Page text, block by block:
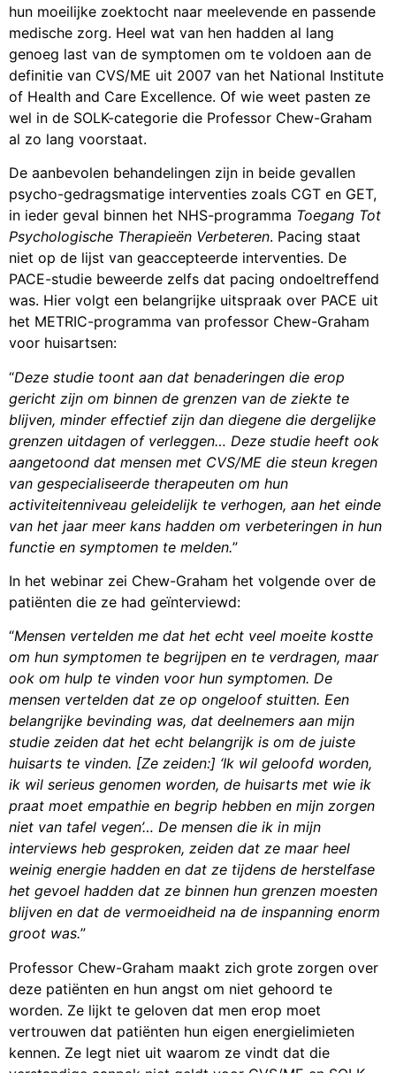
hun moeilijke zoektocht naar meelevende en passende
medische zorg. Heel wat van hen hadden al lang
genoeg last van de symptomen om te voldoen aan de
definitie van CVS/ME uit 2007 van het National Institute
of Health and Care Excellence. Of wie weet pasten ze
wel in de SOLK-categorie die Professor Chew-Graham
al zo lang voorstaat.
De aanbevolen behandelingen zijn in beide gevallen
psycho-gedragsmatige interventies zoals CGT en GET,
in ieder geval binnen het NHS-programma Toegang Tot
Psychologische Therapieën Verbeteren. Pacing staat
niet op de lijst van geaccepteerde interventies. De
PACE-studie beweerde zelfs dat pacing ondoeltreffend
was. Hier volgt een belangrijke uitspraak over PACE uit
het METRIC-programma van professor Chew-Graham
voor huisartsen:
“Deze studie toont aan dat benaderingen die erop
gericht zijn om binnen de grenzen van de ziekte te
blijven, minder effectief zijn dan diegene die dergelijke
grenzen uitdagen of verleggen… Deze studie heeft ook
aangetoond dat mensen met CVS/ME die steun kregen
van gespecialiseerde therapeuten om hun
activiteitenniveau geleidelijk te verhogen, aan het einde
van het jaar meer kans hadden om verbeteringen in hun
functie en symptomen te melden.”
In het webinar zei Chew-Graham het volgende over de
patiënten die ze had geïnterviewd:
“Mensen vertelden me dat het echt veel moeite kostte
om hun symptomen te begrijpen en te verdragen, maar
ook om hulp te vinden voor hun symptomen. De
mensen vertelden dat ze op ongeloof stuitten. Een
belangrijke bevinding was, dat deelnemers aan mijn
studie zeiden dat het echt belangrijk is om de juiste
huisarts te vinden. [Ze zeiden:] ‘Ik wil geloofd worden,
ik wil serieus genomen worden, de huisarts met wie ik
praat moet empathie en begrip hebben en mijn zorgen
niet van tafel vegen’… De mensen die ik in mijn
interviews heb gesproken, zeiden dat ze maar heel
weinig energie hadden en dat ze tijdens de herstelfase
het gevoel hadden dat ze binnen hun grenzen moesten
blijven en dat de vermoeidheid na de inspanning enorm
groot was.”
Professor Chew-Graham maakt zich grote zorgen over
deze patiënten en hun angst om niet gehoord te
worden. Ze lijkt te geloven dat men erop moet
vertrouwen dat patiënten hun eigen energielimieten
kennen. Ze legt niet uit waarom ze vindt dat die